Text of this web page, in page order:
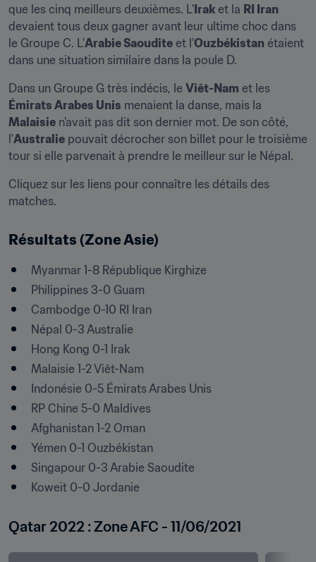
que les cinq meilleurs deuxièmes. L' Irak et la RI Iran
devaient tous deux gagner avant leur ultime choc dans
le Groupe C. L'Arabie Saoudite et l'Ouzbékistan étaient
dans une situation similaire dans la poule D.
Dans un Groupe G très indécis, le Viêt-Nam
Émirats Arabes Unis
Malaisie n'avait pas dit son dernier mot. De son côté,
l'Australie pouvait décrocher son billet pour le troisième
tour si elle parvenait à prendre le meilleur sur le Népal.
Cliquez sur les liens pour connaître les détails des
matches.
Résultats (Zone Asie)
Myanmar 1-8 République Kirghize
Philippines 3-0 Guam
Cambodge 0-10 RI Iran
Népal 0-3 Australie
Hong Kong 0-1 Irak
Malaisie 1-2 Viêt-Nam
Indonésie 0-5 Émirats Arabes Unis
RP Chine 5-0 Maldives
Afghanistan 1-2 Oman
Yémen 0-1 Ouzbékistan
Singapour 0-3 Arabie Saoudite
Koweït 0-0 Jordanie
Qatar 2022 : Zone AFC - 11/06/2021